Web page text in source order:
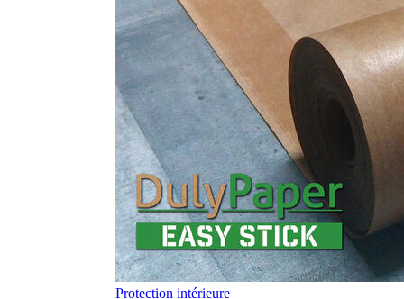
Protection intérieure